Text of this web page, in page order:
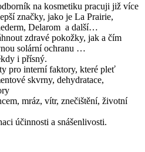
na kosmetiku pracuji již více
značky, jako je La Prairie,
Delarom a další…
zdravé pokožky, jak a čím
solární ochranu …
i přísný.
pro interní faktory, které pleť
skvrny, dehydratace,
mráz, vítr, znečištění, životní
účinnosti a snášenlivosti.